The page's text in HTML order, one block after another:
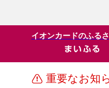
イオンカードのふる
重要なお知